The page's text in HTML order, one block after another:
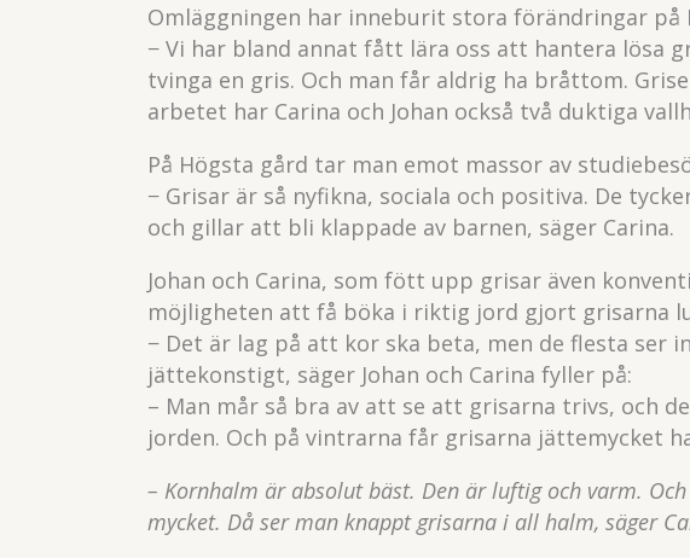
Omläggningen har inneburit stora förändringar på
− Vi har bland annat fått lära oss att hantera lösa
tvinga en gris. Och man får aldrig ha bråttom.
arbetet har Carina och Johan också två duktiga
På Högsta gård tar man emot massor av
− Grisar är så nyfikna, sociala och positiva. De
och gillar att bli klappade av barnen, säger Carina.
Johan och Carina, som fött upp grisar även
möjligheten att få böka i riktig jord gjort grisarna
− Det är lag på att kor ska beta, men de flesta ser
jättekonstigt, säger Johan och Carina fyller på:
– Man mår så bra av att se att grisarna trivs, och
jorden. Och på vintrarna får grisarna jättemycket
– Kornhalm är absolut bäst. Den är luftig och varm.
mycket. Då ser man knappt grisarna i all halm, säger